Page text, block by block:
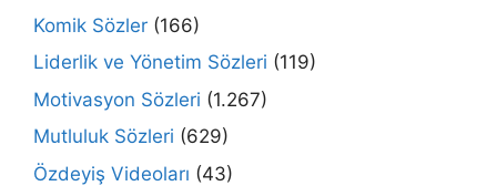
Komik Sözler (166)
Liderlik ve Yönetim Sözleri (119)
Motivasyon Sözleri (1.267)
Mutluluk Sözleri (629)
Özdeyiş Videoları (43)